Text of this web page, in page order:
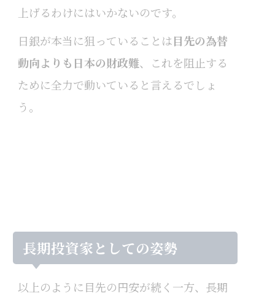
上げるわけにはいかないのです。
日銀が本当に狙っていることは目先の為替
動向よりも日本の財政難、これを阻止する
ために全力で動いていると言えるでしょ
う。
長期投資家としての姿勢
以上のように目先の円安が続く一方、長期